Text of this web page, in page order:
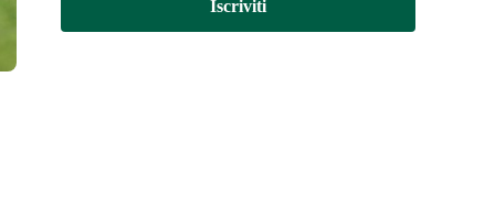
Iscriviti